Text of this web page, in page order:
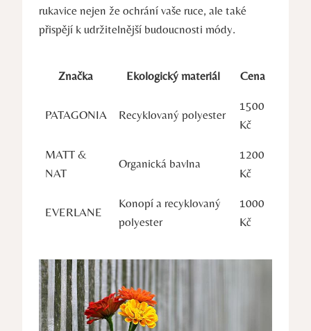
rukavice nejen že ochrání vaše ruce, ale⁤ také
přispějí k udržitelnější‌ budoucnosti módy.
Značka Ekologický materiál Cena
PATAGONIA Recyklovaný polyester
1500
Kč
MATT &
NAT
Organická bavlna
1200
Kč
EVERLANE
Konopí a recyklovaný
polyester
1000⁣
Kč